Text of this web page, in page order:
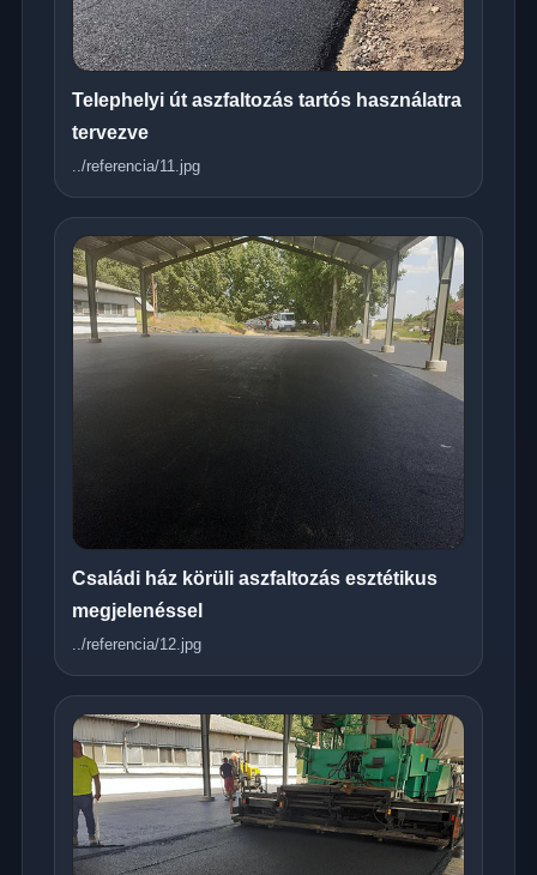
Telephelyi út aszfaltozás tartós használatra
tervezve
../referencia/11.jpg
Családi ház körüli aszfaltozás esztétikus
megjelenéssel
../referencia/12.jpg